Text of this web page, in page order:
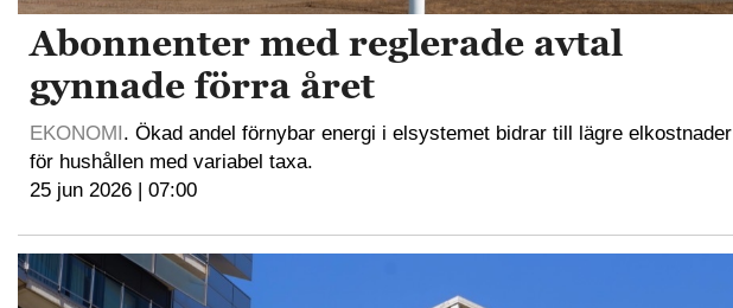
Abonnenter med reglerade avtal
gynnade förra året
EKONOMI. Ökad andel förnybar energi i elsystemet bidrar till lägre elkostnader
för hushållen med variabel taxa.
25 jun 2026 | 07:00